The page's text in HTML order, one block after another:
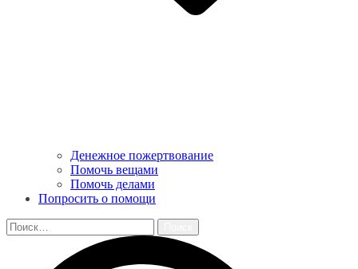
Денежное пожертвование
Помочь вещами
Помочь делами
Попросить о помощи
Найти: